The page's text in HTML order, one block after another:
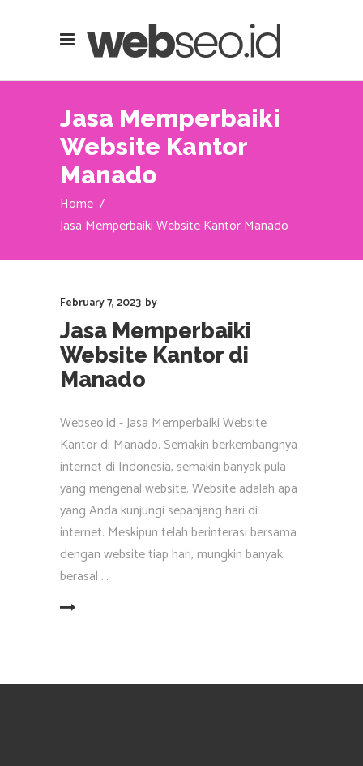
Jasa Memperbaiki
Website Kantor
Manado
Home /
Jasa Memperbaiki Website Kantor Manado
February 7, 2023 by
Jasa Memperbaiki
Website Kantor di
Manado
Webseo.id - Jasa Memperbaiki Website
Kantor di Manado. Semakin berkembangnya
internet di Indonesia, semakin banyak pula
yang mengenal website. Website adalah apa
yang Anda kunjungi sepanjang hari di
internet. Meskipun telah berinterasi bersama
dengan website tiap hari, mungkin banyak
berasal